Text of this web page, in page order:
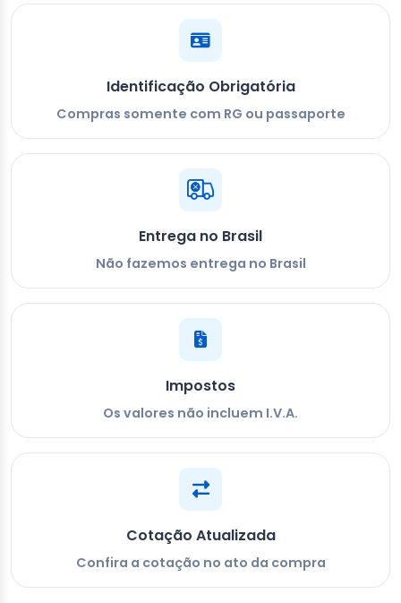
Identificação Obrigatória
Compras somente com RG ou passaporte
Entrega no Brasil
Não fazemos entrega no Brasil
Impostos
Os valores não incluem I.V.A.
Cotação Atualizada
Confira a cotação no ato da compra